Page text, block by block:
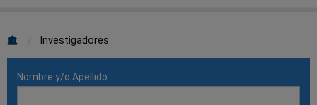
Sobrescribir
enlaces
de
Investigadores
Nombre y/o Apellido